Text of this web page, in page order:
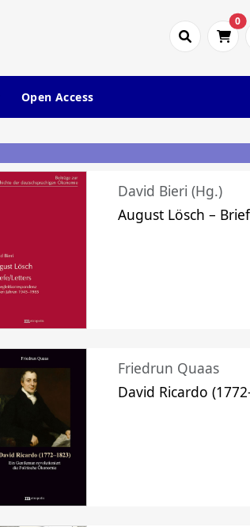
0
Open Access
David Bieri (Hg.)
August Lösch –
Friedrun Quaas
David Ricardo